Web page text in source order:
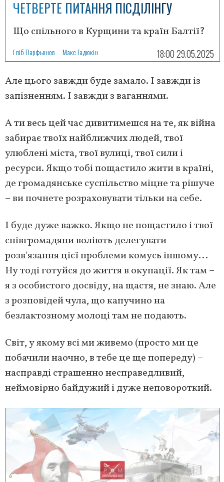
ЧЕТВЕРТЕ ПИТАННЯ ПІСДІЛІНГУ
Що спільного в Курщини та країн Балтії?
Гліб Парфьонов Макс Гадюкін 18:00 29.05.2025
Але цього завжди буде замало. І завжди із
запізненням. І завжди з ваганнями.
А ти весь цей час дивитимешся на те, як війна
забирає твоїх найближчих людей, твої
улюблені міста, твої вулиці, твої сили і
ресурси. Якщо тобі пощастило жити в країні,
де громадянське суспільство міцне та рішуче
– ви почнете розраховувати тільки на себе.
І буде дуже важко. Якщо не пощастило і твої
співгромадяни воліють делегувати
розв'язання цієї проблеми комусь іншому...
Ну тоді готуйся до життя в окупації. Як там –
я з особистого досвіду, на щастя, не знаю. Але
з розповідей чула, що капучино на
безлактозному молоці там не подають.
Світ, у якому всі ми живемо (просто ми це
побачили наочно, в тебе це ще попереду) –
насправді страшенно несправедливий,
неймовірно байдужий і дуже неповороткий.